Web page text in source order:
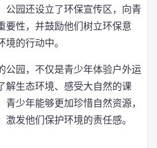
公园还设立了环保宣传区，向青
要性，并鼓励他们树立环保意
的行动中。
公园，不仅是青少年体验户外运
解生态环境、感受大自然的课
少年能够更加珍惜自然资源，
发他们保护环境的责任感。